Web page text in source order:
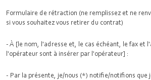
Formulaire de rétraction (ne remplissez et ne
si vous souhaitez vous retirer du contrat)
- À [le nom, l'adresse et, le cas échéant, le fax et
l'opérateur sont à insérer par l'opérateur] :
- Par la présente, je/nous (*) notifie/notifions que